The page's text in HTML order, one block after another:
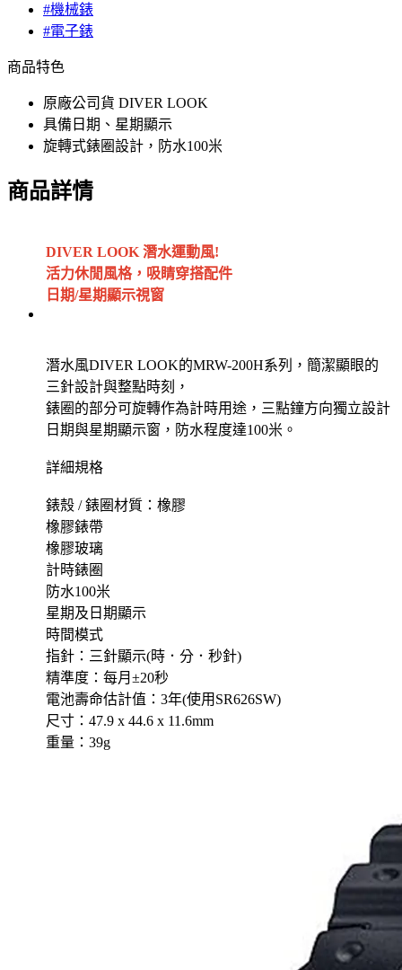
#機械錶
#電子錶
商品特色
原廠公司貨 DIVER LOOK
具備日期、星期顯示
旋轉式錶圈設計，防水100米
商品詳情
DIVER LOOK 潛水運動風!
活力休閒風格，吸睛穿搭配件
日期/星期顯示視窗
潛水風DIVER LOOK的MRW-200H系列，簡潔顯眼的
三針設計與整點時刻，
錶圈的部分可旋轉作為計時用途，三點鐘方向獨立設計
日期與星期顯示窗，防水程度達100米。
詳細規格
錶殼 / 錶圈材質：橡膠
橡膠錶帶
橡膠玻璃
計時錶圈
防水100米
星期及日期顯示
時間模式
指針：三針顯示(時．分．秒針)
精準度：每月±20秒
電池壽命估計值：3年(使用SR626SW)
尺寸：47.9 x 44.6 x 11.6mm
重量：39g